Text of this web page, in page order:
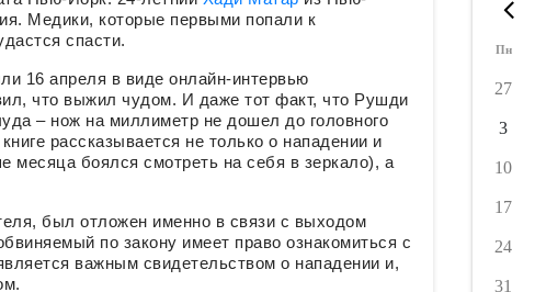
Медики, которые первыми попали к
спасти.
16 апреля в виде онлайн-интервью
что выжил чудом. И даже тот факт, что Рушди
– нож на миллиметр не дошел до головного
рассказывается не только о нападении и
месяца боялся смотреть на себя в зеркало), а
был отложен именно в связи с выходом
по закону имеет право ознакомиться с
важным свидетельством о нападении и,
Пн
27
3
10
17
24
31